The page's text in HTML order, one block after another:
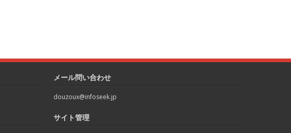
メール問い合わせ
douzoux@infoseek.jp
サイト管理